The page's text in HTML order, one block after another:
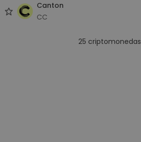
Canton
CC
25 criptomonedas